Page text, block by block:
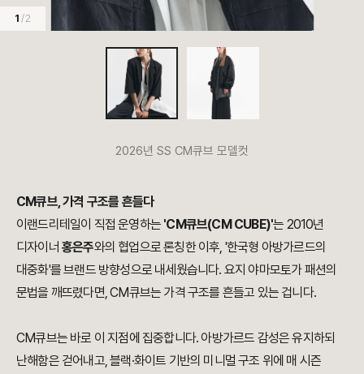
1 / 2
2026년 SS CM큐브 모델컷
CM큐브, 가격 구조를 흔들다
이랜드리테일이 직접 운영하는 'CM큐브(CM CUBE)'는 2010년
디자이너 홍은주와의 협업으로 론칭한 이후, '한국형 아방가르드의
대중화'를 브랜드 방향성으로 내세웠습니다. 요지 야마모토가 패션의
문법을 깨뜨렸다면, CM큐브는 가격 구조를 흔들고 있는 겁니다.
CM큐브는 바로 이 지점에 집중합니다. 아방가르드 감성은 유지하되
난해함은 걷어내고, 블랙·화이트 기반의 미니멀 구조 위에 매 시즌